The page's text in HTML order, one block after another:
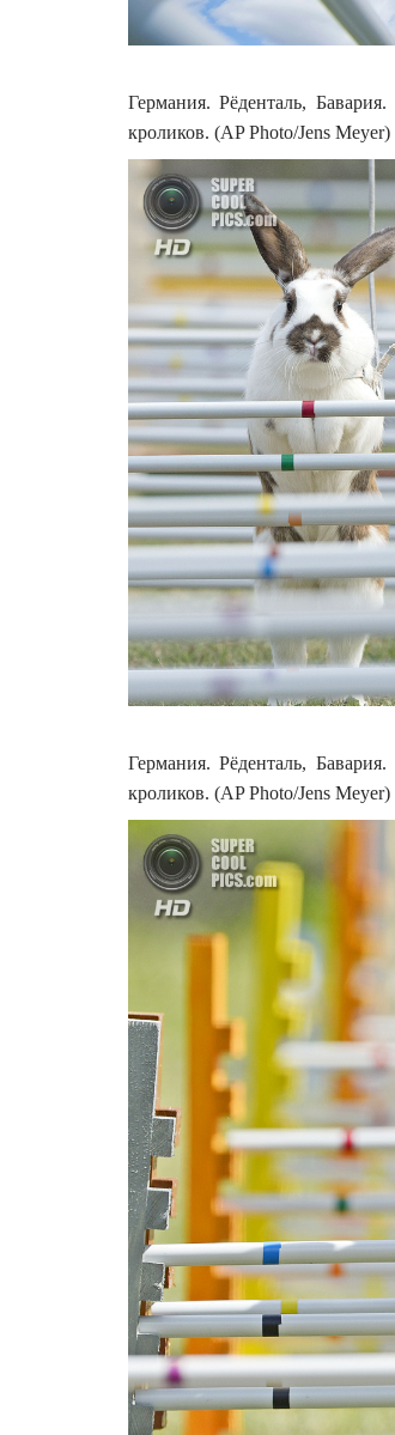
Германия. Рёденталь,
кроликов. (AP Photo/Jens Meyer)
Германия. Рёденталь,
кроликов. (AP Photo/Jens Meyer)